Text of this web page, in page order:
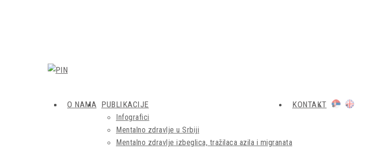
O NAMA PUBLIKACIJE
Infografici
Mentalno zdravlje u Srbiji
Mentalno zdravlje izbeglica, tražilaca azila i migranata
KONTAKT